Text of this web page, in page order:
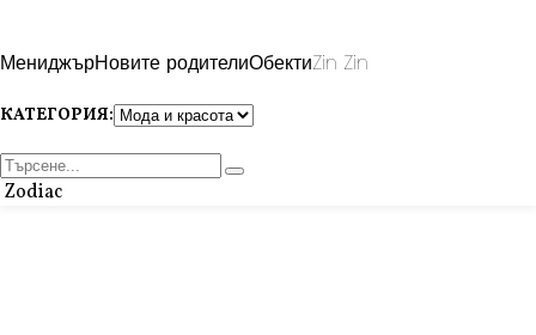
МениджърНовите родителиОбектиZin Zin
КАТЕГОРИЯ:
Zodiac